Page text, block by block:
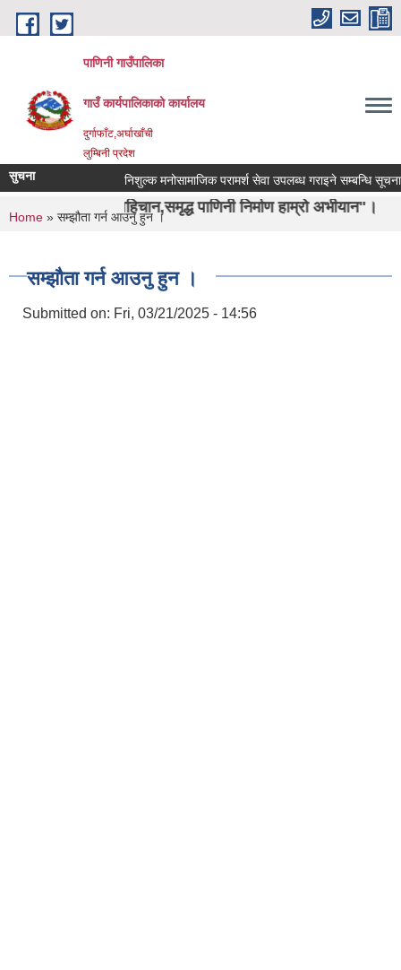
Skip to main content
पाणिनी गाउँपालिका
गाउँ कार्यपालिकाको कार्यालय
दुर्गाफाँट,अर्घाखाँची
लुम्बिनी प्रदेश
पहिचान,समृद्ध पाणिनी निर्माण हाम्रो अभीयान"।
सुचना निशुल्क मनोसामाजिक परामर्श सेवा उपलब्ध गराइने सम्बन्धि सूचना ।
You are here
Home » सम्झौता गर्न आउनु हुन ।
सम्झौता गर्न आउनु हुन ।
Submitted on: Fri, 03/21/2025 - 14:56